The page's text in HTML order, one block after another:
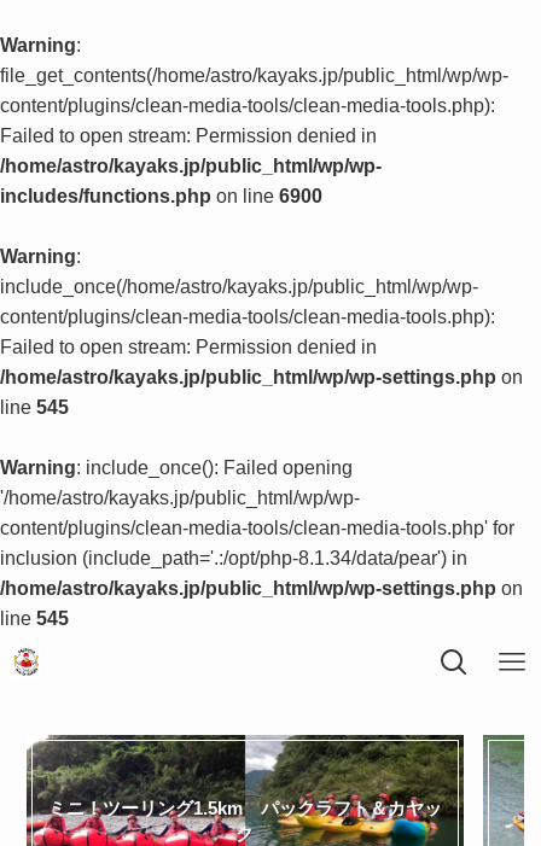
Warning:
file_get_contents(/home/astro/kayaks.jp/public_html/wp/wp-
content/plugins/clean-media-tools/clean-media-tools.php):
Failed to open stream: Permission denied in
/home/astro/kayaks.jp/public_html/wp/wp-
includes/functions.php on line 6900
Warning:
include_once(/home/astro/kayaks.jp/public_html/wp/wp-
content/plugins/clean-media-tools/clean-media-tools.php):
Failed to open stream: Permission denied in
/home/astro/kayaks.jp/public_html/wp/wp-settings.php on
line 545
Warning: include_once(): Failed opening
'/home/astro/kayaks.jp/public_html/wp/wp-
content/plugins/clean-media-tools/clean-media-tools.php' for
inclusion (include_path='.:/opt/php-8.1.34/data/pear') in
/home/astro/kayaks.jp/public_html/wp/wp-settings.php on
line 545
ミニ！ツーリング1.5km パックラフト＆カヤッ
ク